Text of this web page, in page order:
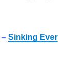
– Sinking Ever